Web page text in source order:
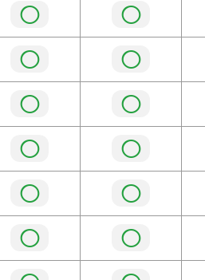
◯ ◯
◯ ◯
◯ ◯
◯ ◯
◯ ◯
◯ ◯